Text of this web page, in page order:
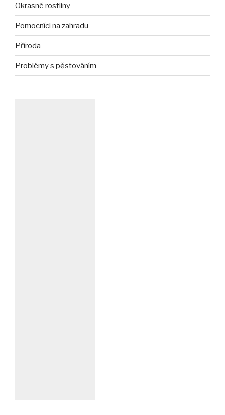
Okrasné rostliny
Pomocníci na zahradu
Příroda
Problémy s pěstováním